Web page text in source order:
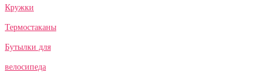
Кружки
Термостаканы
Бутылки для
велосипеда